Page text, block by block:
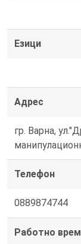
Езици
Адрес
гр. Варна,
Телефон
0889874744
Работно